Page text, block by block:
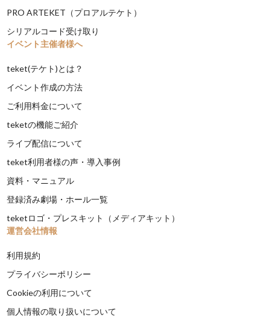
PRO ARTEKET（プロアルテケト）
シリアルコード受け取り
イベント主催者様へ
teket(テケト)とは？
イベント作成の方法
ご利用料金について
teketの機能ご紹介
ライブ配信について
teket利用者様の声・導入事例
資料・マニュアル
登録済み劇場・ホール一覧
teketロゴ・プレスキット（メディアキット）
運営会社情報
利用規約
プライバシーポリシー
Cookieの利用について
個人情報の取り扱いについて